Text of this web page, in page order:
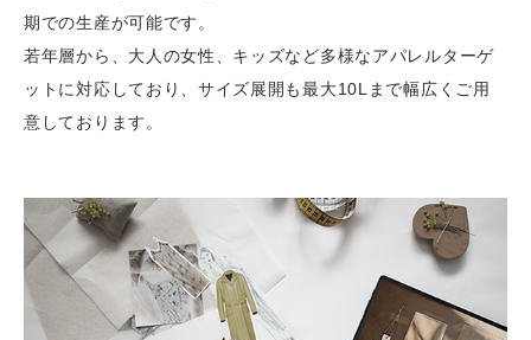
期での生産が可能です。
若年層から、大人の女性、キッズなど多様なアパレルターゲ
ットに対応しており、サイズ展開も最大10Lまで幅広くご用
意しております。